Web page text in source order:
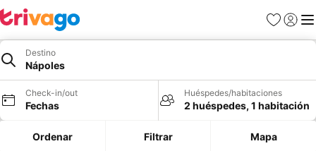
Favoritos
Iniciar
Destino
Nápoles
Check-in/out
Fechas
Huéspedes/habitaciones
2 huéspedes, 1 habitación
Ordenar Filtrar Mapa